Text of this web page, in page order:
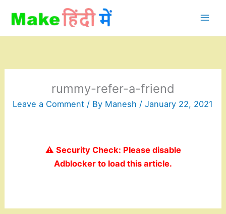
content
rummy-refer-a-friend
Leave a Comment / By Manesh /January 22, 2021
⚠️ Security Check: Please disable
Adblocker to load this article.